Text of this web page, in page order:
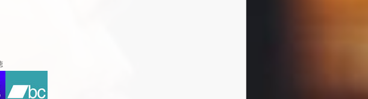
ズ、ウィル・ヤングなど、名門のアーツ・エデ
ォーミング・アーツに相当)に通い、そこでも学